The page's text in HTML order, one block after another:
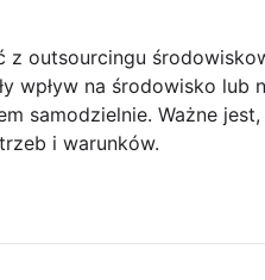
outsourcingu
wpływ na środowisko lub
samodzielnie. Ważne
i warunków.